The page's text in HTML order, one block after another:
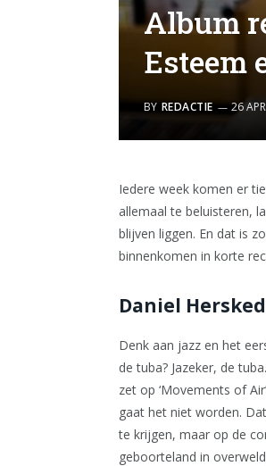
Album
Esteem
BY REDACTIE 26
Iedere week komen er
allemaal te beluisteren,
blijven liggen. En dat is
binnenkomen in korte
Daniel
Denk aan jazz en het
de tuba? Jazeker, de
zet op ‘Movements of
gaat het niet worden.
te krijgen, maar op de
geboorteland in